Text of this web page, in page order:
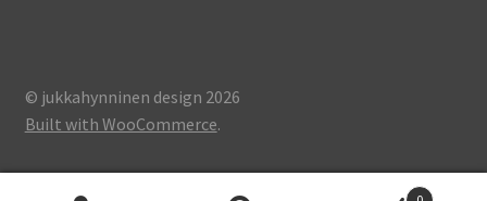
© jukkahynninen design 2026
Built with WooCommerce.